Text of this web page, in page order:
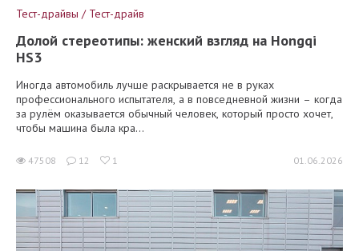
Тест-драйвы / Тест-драйв
Долой стереотипы: женский взгляд на Hongqi
HS3
Иногда автомобиль лучше раскрывается не в руках
профессионального испытателя, а в повседневной жизни – когда
за рулём оказывается обычный человек, который просто хочет,
чтобы машина была кра...
47508 12 1 01.06.2026